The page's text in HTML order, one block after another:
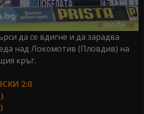
да се вдигне и да зарадва
над Локомотив (Пловдив) на
кръг.
2:0